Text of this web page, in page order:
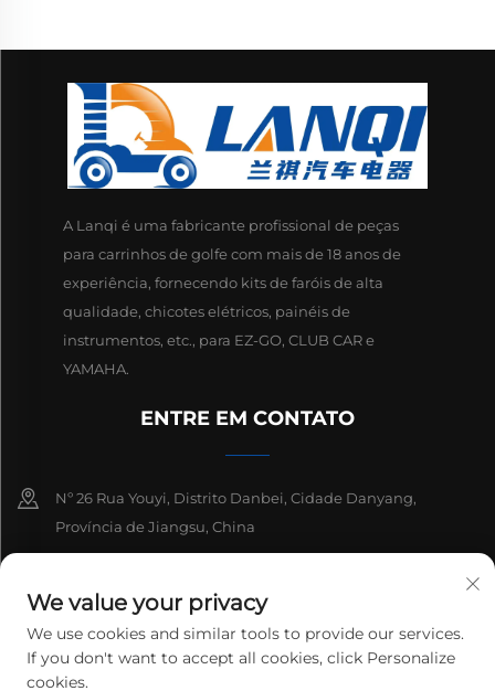
A Lanqi é uma fabricante profissional de peças
para carrinhos de golfe com mais de 18 anos de
experiência, fornecendo kits de faróis de alta
qualidade, chicotes elétricos, painéis de
instrumentos, etc., para EZ-GO, CLUB CAR e
YAMAHA.
ENTRE EM CONTATO
Nº 26 Rua Youyi, Distrito Danbei, Cidade Danyang,
Província de Jiangsu, China
[email protected]
We value your privacy
We use cookies and similar tools to provide our services.
If you don't want to accept all cookies, click Personalize
cookies.